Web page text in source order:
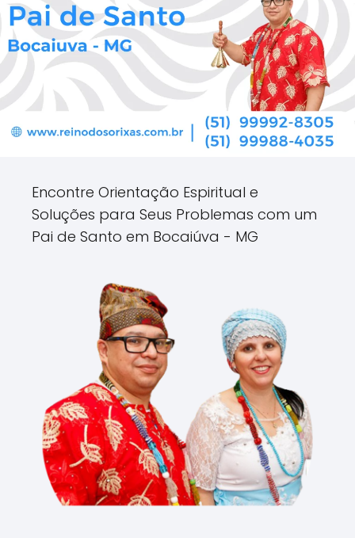
Encontre Orientação Espiritual e
Soluções para Seus Problemas com um
Pai de Santo em Bocaiúva - MG